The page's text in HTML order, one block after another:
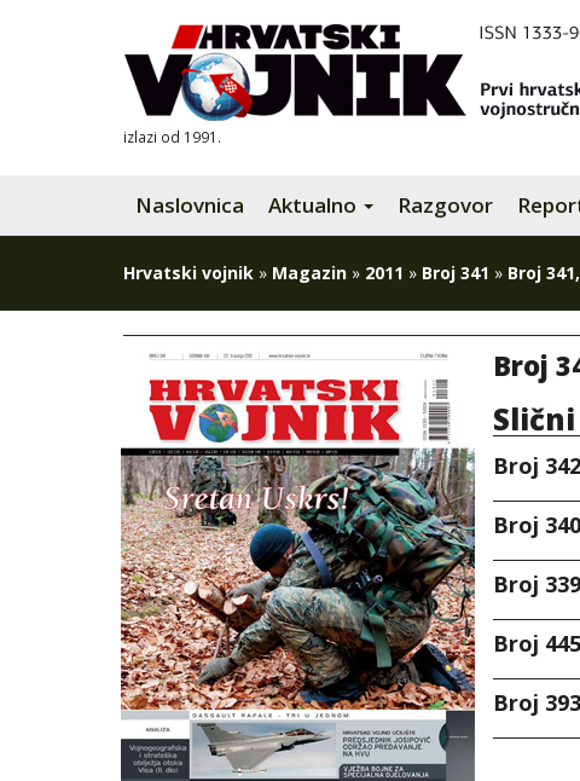
izlazi od 1991.
Naslovnica Aktualno Razgovor
Hrvatski vojnik » Magazin » 2011 » Broj 341 » Broj
Broj
Broj
Broj
Broj
Broj
Broj